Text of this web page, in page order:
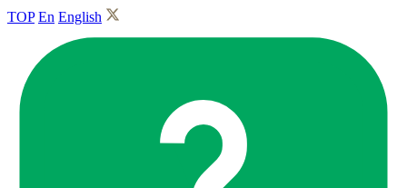
TOP En English